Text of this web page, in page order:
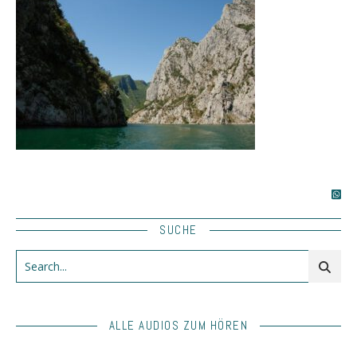
SUCHE
ALLE AUDIOS ZUM HÖREN